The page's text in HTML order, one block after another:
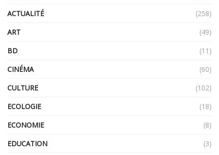
ACTUALITÉ
(258)
ART
(49)
BD
(11)
CINÉMA
(60)
CULTURE
(102)
ECOLOGIE
(18)
ECONOMIE
(8)
EDUCATION
(3)